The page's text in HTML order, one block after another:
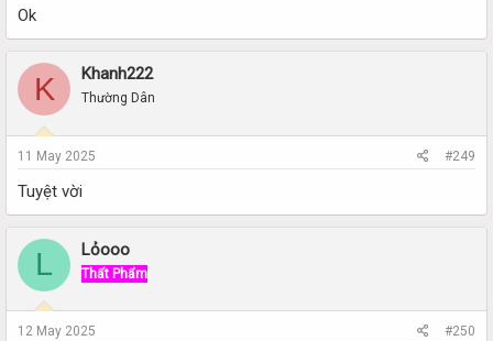
Ok
K Khanh222
Thường Dân
11 May 2025 #249
Tuyệt vời
L Lỏooo
Thất Phẩm
12 May 2025 #250